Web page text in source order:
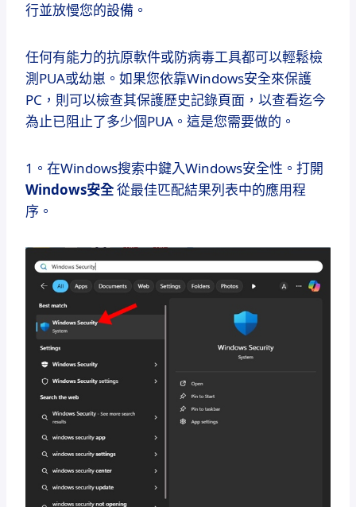
行並放慢您的設備。
任何有能力的抗原軟件或防病毒工具都可以輕鬆檢
測PUA或幼崽。如果您依靠Windows安全來保護
PC，則可以檢查其保護歷史記錄頁面，以查看迄今
為止已阻止了多少個PUA。這是您需要做的。
1。在Windows搜索中鍵入Windows安全性。打開
Windows安全從最佳匹配結果列表中的應用程
序。